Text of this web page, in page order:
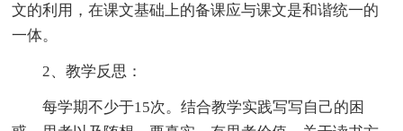
文的利用，在课文基础上的备课应与课文是和谐统一的
一体。
2、教学反思：
每学期不少于15次。结合教学实践写写自己的困